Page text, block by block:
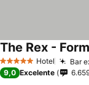
5 Estrelas Hotel Bar
The Rex -
9,0 Excelente